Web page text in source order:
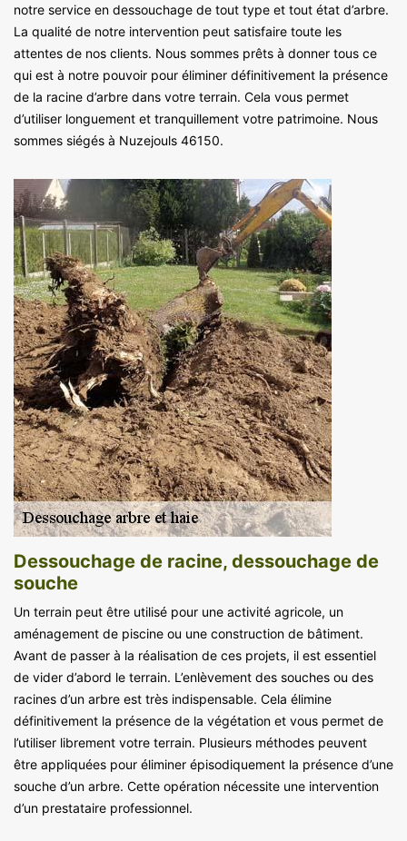
notre service en dessouchage de tout type et tout état d’arbre.
La qualité de notre intervention peut satisfaire toute les
attentes de nos clients. Nous sommes prêts à donner tous ce
qui est à notre pouvoir pour éliminer définitivement la présence
de la racine d’arbre dans votre terrain. Cela vous permet
d’utiliser longuement et tranquillement votre patrimoine. Nous
sommes siégés à Nuzejouls 46150.
Dessouchage de racine, dessouchage de
souche
Un terrain peut être utilisé pour une activité agricole, un
aménagement de piscine ou une construction de bâtiment.
Avant de passer à la réalisation de ces projets, il est essentiel
de vider d’abord le terrain. L’enlèvement des souches ou des
racines d’un arbre est très indispensable. Cela élimine
définitivement la présence de la végétation et vous permet de
l’utiliser librement votre terrain. Plusieurs méthodes peuvent
être appliquées pour éliminer épisodiquement la présence d’une
souche d’un arbre. Cette opération nécessite une intervention
d’un prestataire professionnel.